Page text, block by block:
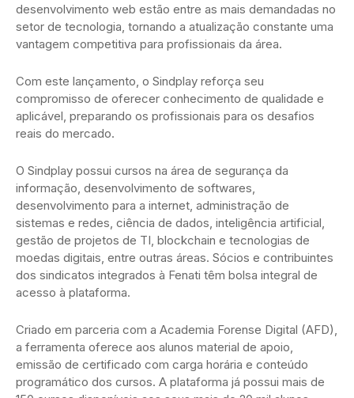
desenvolvimento web estão entre as mais demandadas no
setor de tecnologia, tornando a atualização constante uma
vantagem competitiva para profissionais da área.
Com este lançamento, o Sindplay reforça seu
compromisso de oferecer conhecimento de qualidade e
aplicável, preparando os profissionais para os desafios
reais do mercado.
O Sindplay possui cursos na área de segurança da
informação, desenvolvimento de softwares,
desenvolvimento para a internet, administração de
sistemas e redes, ciência de dados, inteligência artificial,
gestão de projetos de TI, blockchain e tecnologias de
moedas digitais, entre outras áreas. Sócios e contribuintes
dos sindicatos integrados à Fenati têm bolsa integral de
acesso à plataforma.
Criado em parceria com a Academia Forense Digital (AFD),
a ferramenta oferece aos alunos material de apoio,
emissão de certificado com carga horária e conteúdo
programático dos cursos. A plataforma já possui mais de